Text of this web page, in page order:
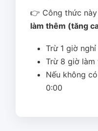
👉 Công thức
làm thêm (tăng
Trừ 1 giờ nghỉ
Trừ 8 giờ làm
Nếu không
0:00